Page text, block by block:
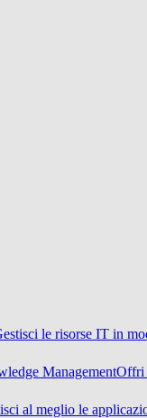
le risorse IT in
ManagementOffri
al meglio le